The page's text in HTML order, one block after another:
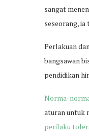
sangat
seseorang,
Perlakuan
bangsawan
pendidikan
Norma-
aturan untuk
perilaku